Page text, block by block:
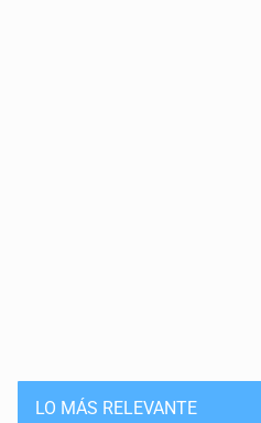
La naturaleza de lo temido
LO MÁS RELEVANTE